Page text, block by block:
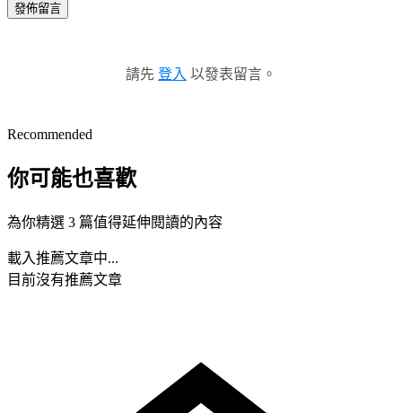
發佈留言
請先 登入 以發表留言。
Recommended
你可能也喜歡
為你精選 3 篇值得延伸閱讀的內容
載入推薦文章中...
目前沒有推薦文章